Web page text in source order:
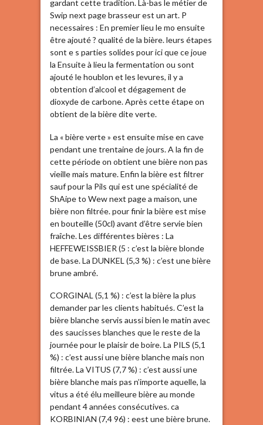
gardant cette tradition. Là-bas le métier de
Swip next page brasseur est un art. P
necessaires : En premier lieu le mo ensuite
être ajouté ? qualité de la bière. leurs étapes
sont e s parties solides pour ici que ce joue
la Ensuite à lieu la fermentation ou sont
ajouté le houblon et les levures, il y a
obtention d’alcool et dégagement de
dioxyde de carbone. Après cette étape on
obtient de la bière dite verte.
La « bière verte » est ensuite mise en cave
pendant une trentaine de jours. A la fin de
cette période on obtient une bière non pas
vieille mais mature. Enfin la bière est filtrer
sauf pour la Pils qui est une spécialité de
ShAipe to Wew next page a maison, une
bière non filtrée. pour finir la bière est mise
en bouteille (50cl) avant d’être servie bien
fraîche. Les différentes bières : La
HEFFEWEISSBIER (5 : c’est la bière blonde
de base. La DUNKEL (5,3 %) : c’est une bière
brune ambré.
CORGINAL (5,1 %) : c’est la bière la plus
demander par les clients habitués. C’est la
bière blanche servis aussi bien le matin avec
des saucisses blanches que le reste de la
journée pour le plaisir de boire. La PILS (5,1
%) : c’est aussi une bière blanche mais non
filtrée. La VITUS (7,7 %) : c’est aussi une
bière blanche mais pas n’importe aquelle, la
vitus a été élu meilleure bière au monde
pendant 4 années consécutives. ca
KORBINIAN (7,4 96) : eest une bière brune.